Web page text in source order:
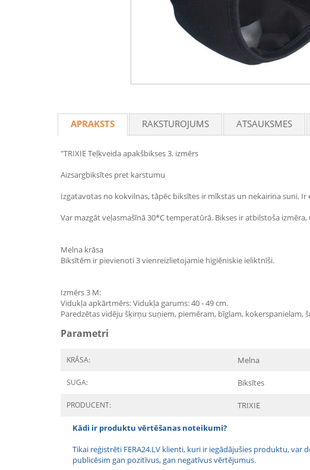
APRAKSTS RAKSTUROJUMS ATSAUKSMES
"TRIXIE Teļķveida apakšbikses 3. izmērs
Aizsargbiksītes pret karstumu
Izgatavotas no kokvilnas, tāpēc biksītes ir mīkstas un nekairina suni.
Var mazgāt veļasmašīnā 30*C temperatūrā. Bikses ir atbilstoša
Melna krāsa
Biksītēm ir pievienoti 3 vienreizlietojamie higiēniskie ieliktnīši.
Izmērs 3 M:
Vidukļa apkārtmērs: Vidukļa garums: 40 - 49 cm.
Paredzētas vidēju šķirņu suņiem, piemēram, bīglam, kokerspanielam,
Parametri
KRĀSA: Melna
SUGA: Biksītes
PRODUCENT: TRIXIE
Kādi ir produktu vērtēšanas noteikumi?
Tikai reģistrēti FERA24.LV klienti, kuri ir iegādājušies produktu,
publicēsim gan pozitīvus, gan negatīvus vērtējumus.